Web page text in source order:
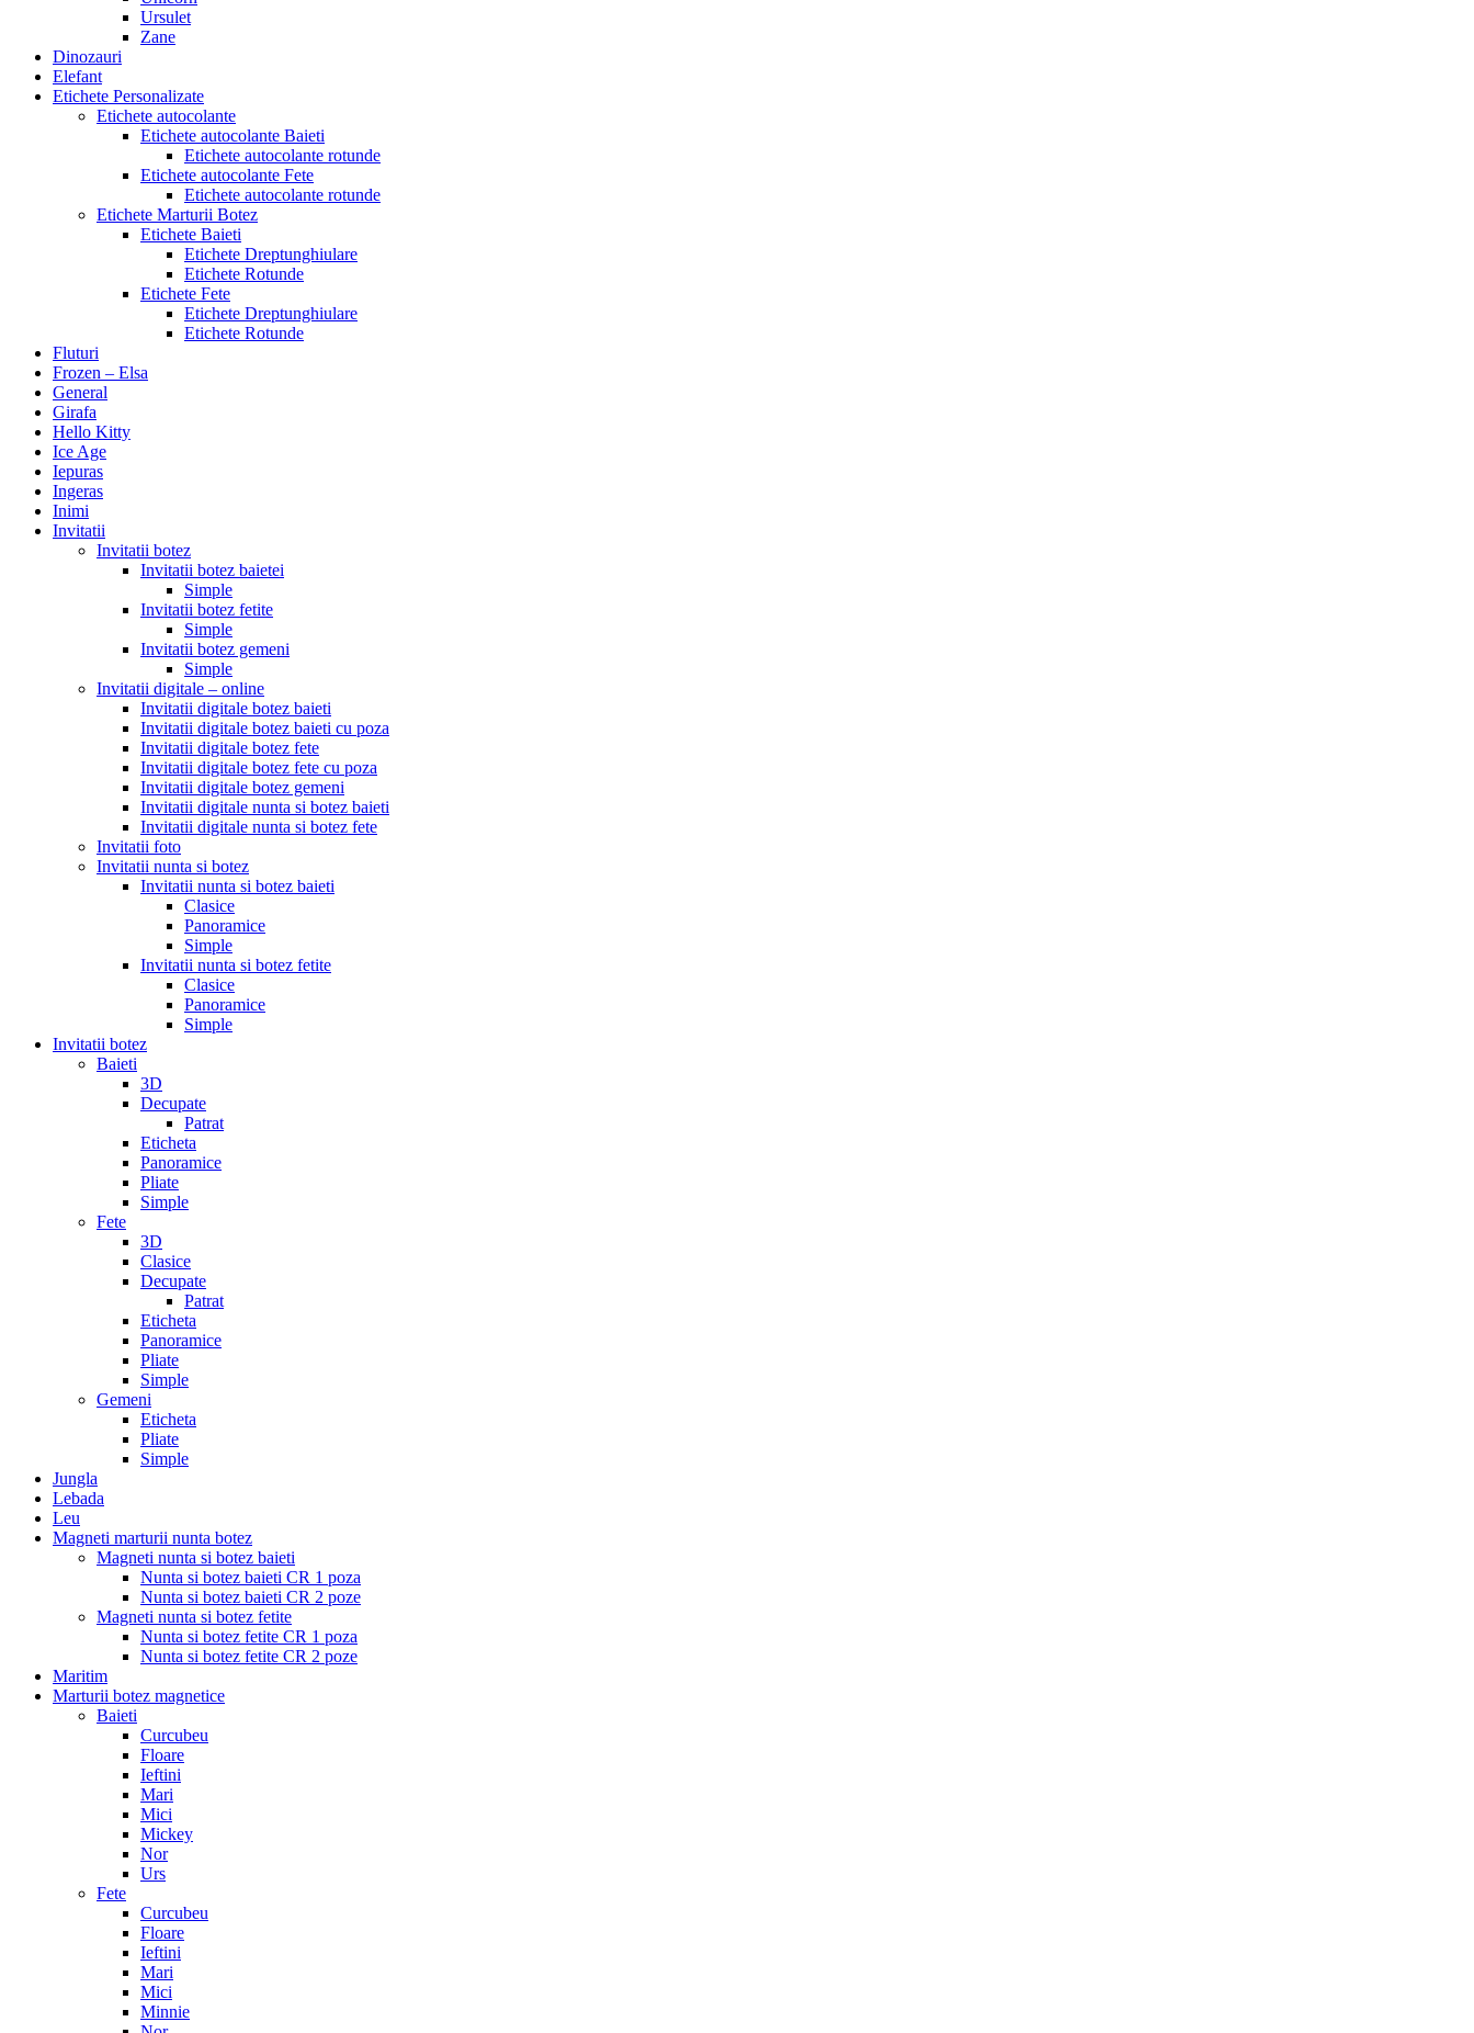
Ursulet
Zane
Dinozauri
Elefant
Etichete Personalizate
Etichete autocolante
Etichete autocolante Baieti
Etichete autocolante rotunde
Etichete autocolante Fete
Etichete autocolante rotunde
Etichete Marturii Botez
Etichete Baieti
Etichete Dreptunghiulare
Etichete Rotunde
Etichete Fete
Etichete Dreptunghiulare
Etichete Rotunde
Fluturi
Frozen – Elsa
General
Girafa
Hello Kitty
Ice Age
Iepuras
Ingeras
Inimi
Invitatii
Invitatii botez
Invitatii botez baietei
Simple
Invitatii botez fetite
Simple
Invitatii botez gemeni
Simple
Invitatii digitale – online
Invitatii digitale botez baieti
Invitatii digitale botez baieti cu poza
Invitatii digitale botez fete
Invitatii digitale botez fete cu poza
Invitatii digitale botez gemeni
Invitatii digitale nunta si botez baieti
Invitatii digitale nunta si botez fete
Invitatii foto
Invitatii nunta si botez
Invitatii nunta si botez baieti
Clasice
Panoramice
Simple
Invitatii nunta si botez fetite
Clasice
Panoramice
Simple
Invitatii botez
Baieti
3D
Decupate
Patrat
Eticheta
Panoramice
Pliate
Simple
Fete
3D
Clasice
Decupate
Patrat
Eticheta
Panoramice
Pliate
Simple
Gemeni
Eticheta
Pliate
Simple
Jungla
Lebada
Leu
Magneti marturii nunta botez
Magneti nunta si botez baieti
Nunta si botez baieti CR 1 poza
Nunta si botez baieti CR 2 poze
Magneti nunta si botez fetite
Nunta si botez fetite CR 1 poza
Nunta si botez fetite CR 2 poze
Maritim
Marturii botez magnetice
Baieti
Curcubeu
Floare
Ieftini
Mari
Mici
Mickey
Nor
Urs
Fete
Curcubeu
Floare
Ieftini
Mari
Mici
Minnie